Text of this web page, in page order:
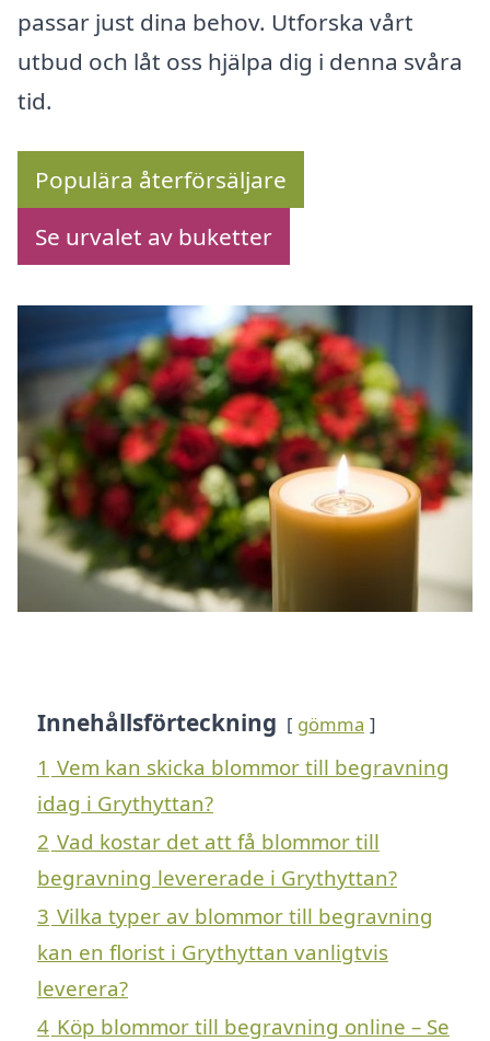
passar just dina behov. Utforska vårt
utbud och låt oss hjälpa dig i denna svåra
tid.
Populära återförsäljare
Se urvalet av buketter
Innehållsförteckning gömma
1 Vem kan skicka blommor till begravning
idag i Grythyttan?
2 Vad kostar det att få blommor till
begravning levererade i Grythyttan?
3 Vilka typer av blommor till begravning
kan en florist i Grythyttan vanligtvis
leverera?
4 Köp blommor till begravning online – Se